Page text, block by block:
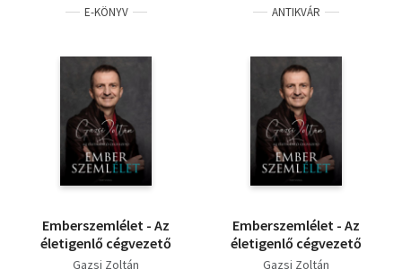
Tankönyv, segédkönyv
Társadalomtudomány
Természettudomány
Történelem
E-KÖNYV
Emberszemlélet - Az
életigenlő cégvezető
Gazsi Zoltán
ANTIKVÁR
Emberszemlélet - Az
életigenlő cégvezető
Gazsi Zoltán